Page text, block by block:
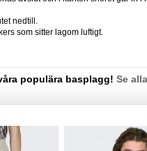
nedtill.
som sitter lagom luftigt.
populära basplagg! Se